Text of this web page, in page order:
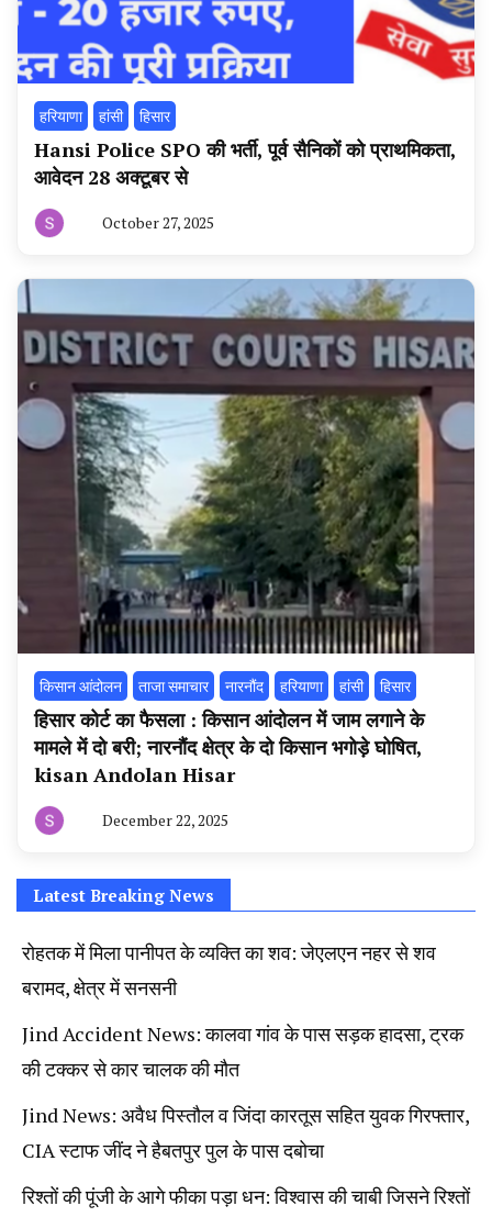
हरियाणा हांसी हिसार
Hansi Police SPO की भर्ती, पूर्व सैनिकों को प्राथमिकता,
आवेदन 28 अक्टूबर से
टूडे
October 27, 2025
किसान आंदोलन ताजा समाचार नारनौंद हरियाणा हांसी हिसार
हिसार कोर्ट का फैसला : किसान आंदोलन में जाम लगाने के
मामले में दो बरी; नारनौंद क्षेत्र के दो किसान भगोड़े घोषित,
kisan Andolan Hisar
टूडे
December 22, 2025
Latest Breaking News
रोहतक में मिला पानीपत के व्यक्ति का शव: जेएलएन नहर से शव
बरामद, क्षेत्र में सनसनी
Jind Accident News: कालवा गांव के पास सड़क हादसा, ट्रक
की टक्कर से कार चालक की मौत
Jind News: अवैध पिस्तौल व जिंदा कारतूस सहित युवक गिरफ्तार,
CIA स्टाफ जींद ने हैबतपुर पुल के पास दबोचा
रिश्तों की पूंजी के आगे फीका पड़ा धन: विश्वास की चाबी जिसने रिश्तों